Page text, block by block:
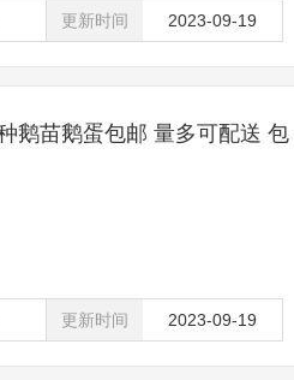
更新时间 2023-09-19
鹅苗鹅蛋包邮 量多可配送 包
更新时间 2023-09-19